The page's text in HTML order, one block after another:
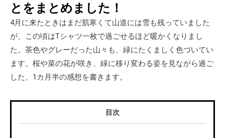
とをまとめました！
4月に来たときはまだ肌寒くて山道には雪も残っていました
が、この頃はTシャツ一枚で過ごせるほど暖かくなりまし
た。茶色やグレーだった山々も、緑にたくましく色づいてい
ます。桜や菜の花が咲き、緑に移り変わる姿を見ながら過ご
した、1カ月半の感想を書きます。
目次